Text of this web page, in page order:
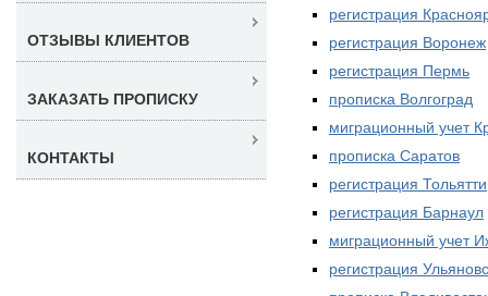
регистрация
регистрация Воронеж
регистрация Пермь
прописка Волгоград
миграционный учет
прописка Саратов
регистрация Тольятти
регистрация Барнаул
миграционный учет
регистрация
ОТЗЫВЫ КЛИЕНТОВ
ЗАКАЗАТЬ ПРОПИСКУ
КОНТАКТЫ